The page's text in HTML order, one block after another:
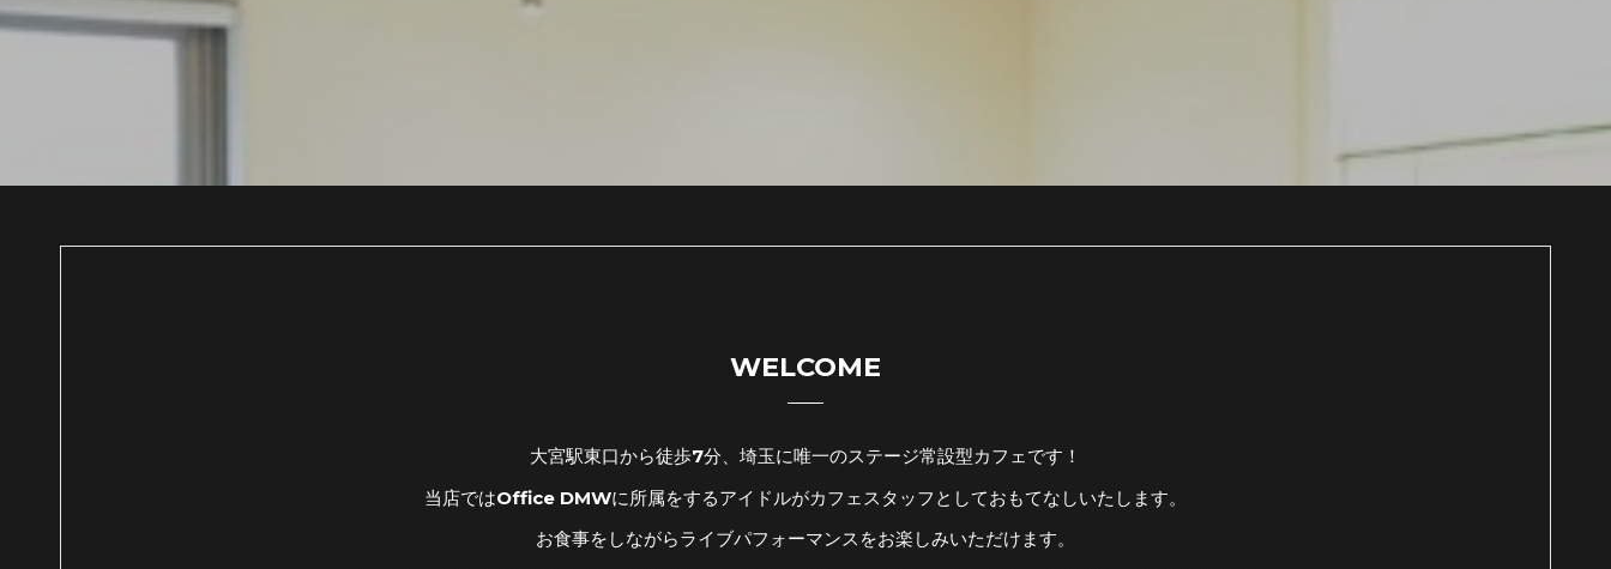
WELCOME
大宮駅東口から徒歩7分、埼玉に唯一のステージ常設型カフェです！
当店ではOffice DMWに所属をするアイドルがカフェスタッフとしておもてなしいたします。
お食事をしながらライブパフォーマンスをお楽しみいただけます。